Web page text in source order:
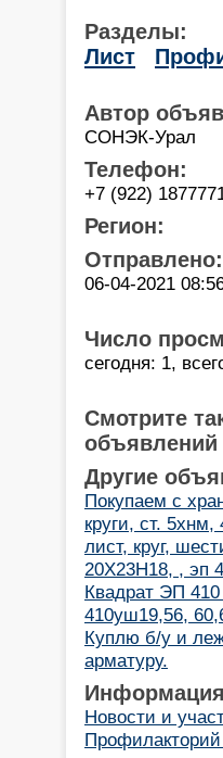
Разделы:
Лист
Автор
СОНЭК-Урал
Телефон:
+7 (922)
Регион:
Отправлено:
06-04-2021
Число
сегодня: 1,
Смотрите
объявлений
Другие
Покупаем с
круги, ст. 5хнм,
лист, круг,
20Х23Н18, , эп
Квадрат ЭП
410уш19,56,
Куплю б/у и
арматуру.
Новости и